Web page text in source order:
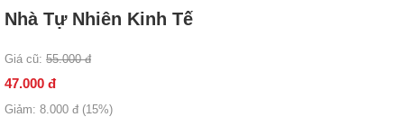
Nhà Tự Nhiên Kinh Tế
Giá cũ: 55.000 đ
47.000 đ
Giảm: 8.000 đ (15%)